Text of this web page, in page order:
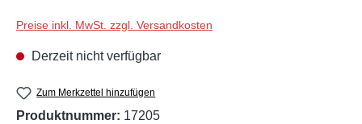
Preise inkl. MwSt. zzgl. Versandkosten
Derzeit nicht verfügbar
Zum Merkzettel hinzufügen
Produktnummer: 17205